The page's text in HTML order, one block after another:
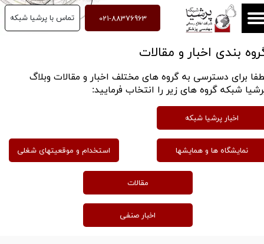
تماس با پرشیا شبکه 021-88376963
بندی اخبار و مقالات
برای دسترسی به گروه های مختلف اخبار و مقالات وبلاگ
شبکه گروه های زیر را انتخاب فرمایید:
استخدام و موقعیتهای شغلی نمایشگاه ها و همایشها
اخبار پرشیا شبکه
مقالات
اخبار صنفی